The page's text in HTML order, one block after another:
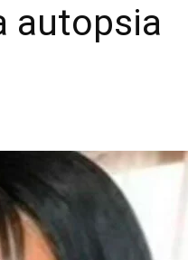
autopsia